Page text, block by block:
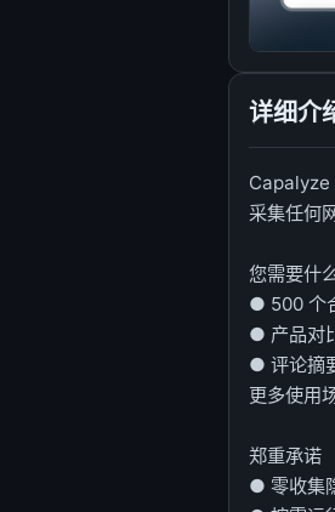
详细介
Capalyze
采集任何
您需要什
● 500 个
● 产品对
● 评论摘
更多使用
郑重承诺
● 零收集